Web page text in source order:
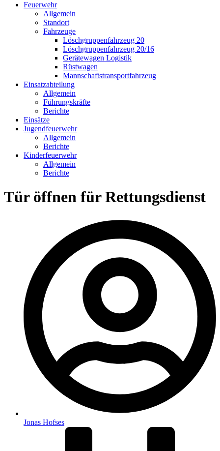
Feuerwehr
Allgemein
Standort
Fahrzeuge
Löschgruppen­fahrzeug 20
Lösch­gruppen­fahrzeug 20/16
Geräte­wagen Logistik
Rüst­wagen
Mannschafts­transportfahrzeug
Einsatz­abteilung
Allgemein
Führungs­kräfte
Berichte
Einsätze
Jugend­feuerwehr
Allgemein
Berichte
Kinder­feuerwehr
Allgemein
Berichte
Tür öffnen für Rettungsdienst
Jonas Hofses